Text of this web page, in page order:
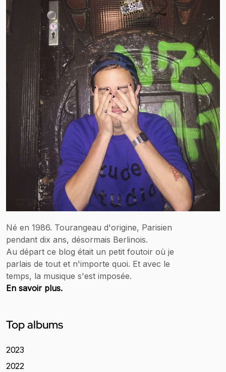
Né en 1986. Tourangeau d'origine, Parisien
pendant dix ans, désormais Berlinois.
Au départ ce blog était un petit foutoir où je
parlais de tout et n'importe quoi. Et avec le
temps, la musique s'est imposée.
En savoir plus.
Top albums
2023
2022